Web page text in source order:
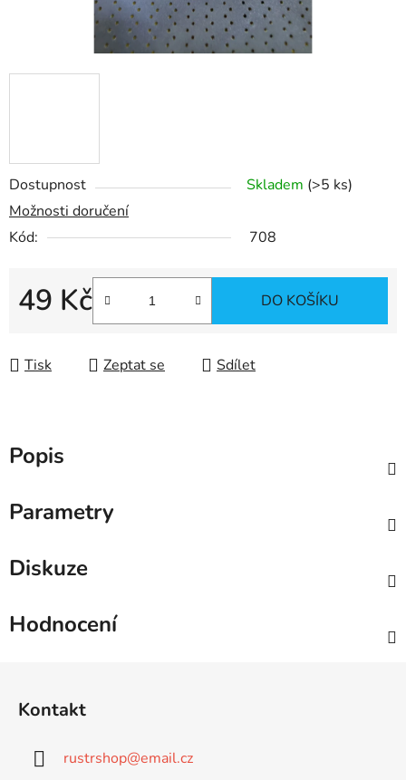
Dostupnost Skladem (>5 ks)
Možnosti doručení
Kód:
708
49 Kč
Měrná cena:
DO KOŠÍKU
Tisk Zeptat se Sdílet
Popis
Parametry
Diskuze
Hodnocení
Kontakt
rustrshop@email.cz